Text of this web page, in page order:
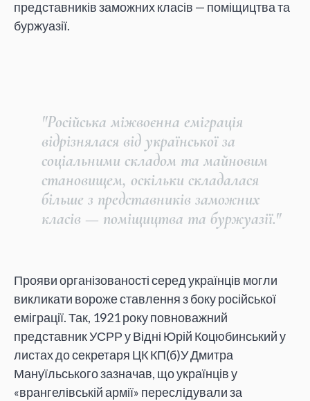
представників заможних класів — поміщицтва та
буржуазії.
"Російська міжвоєнна еміграція
відрізнялася від української за
соціальними складом та майновим
становищем, оскільки складалася
більше з представників заможних
класів — поміщицтва та буржуазії."
Прояви організованості серед українців могли
викликати вороже ставлення з боку російської
еміграції. Так, 1921 року повноважний
представник УСРР у Відні Юрій Коцюбинський у
листах до секретаря ЦК КП(б)У Дмитра
Мануїльського зазначав, що українців у
«врангелівській армії» переслідували за